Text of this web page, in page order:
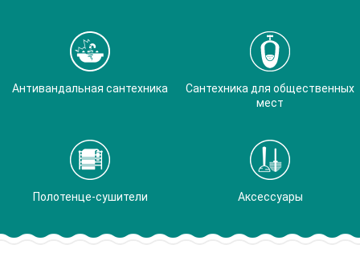
Антивандальная сантехника
Сантехника для общественных
мест
Полотенце-сушители Аксессуары